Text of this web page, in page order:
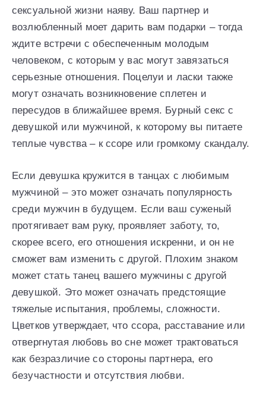
сексуальной жизни наяву. Ваш партнер и
возлюбленный моет дарить вам подарки – тогда
ждите встречи с обеспеченным молодым
человеком, с которым у вас могут завязаться
серьезные отношения. Поцелуи и ласки также
могут означать возникновение сплетен и
пересудов в ближайшее время. Бурный секс с
девушкой или мужчиной, к которому вы питаете
теплые чувства – к ссоре или громкому скандалу.
Если девушка кружится в танцах с любимым
мужчиной – это может означать популярность
среди мужчин в будущем. Если ваш суженый
протягивает вам руку, проявляет заботу, то,
скорее всего, его отношения искренни, и он не
сможет вам изменить с другой. Плохим знаком
может стать танец вашего мужчины с другой
девушкой. Это может означать предстоящие
тяжелые испытания, проблемы, сложности.
Цветков утверждает, что ссора, расставание или
отвергнутая любовь во сне может трактоваться
как безразличие со стороны партнера, его
безучастности и отсутствия любви.